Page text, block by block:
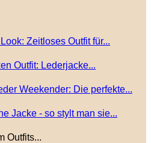
Zeitloses Outfit für...
Outfit: Lederjacke...
Weekender: Die perfekte...
Jacke - so stylt man sie...
Outfits...